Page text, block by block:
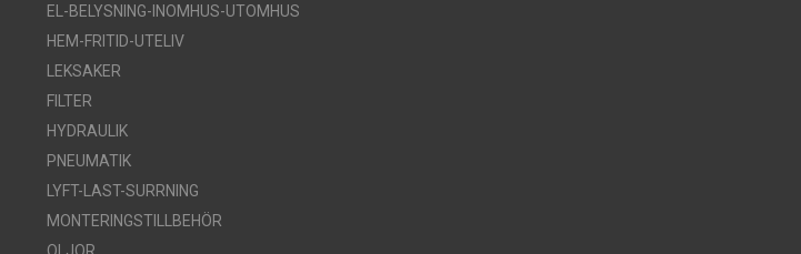
EL-BELYSNING-INOMHUS-UTOMHUS
HEM-FRITID-UTELIV
LEKSAKER
FILTER
HYDRAULIK
PNEUMATIK
LYFT-LAST-SURRNING
MONTERINGSTILLBEHÖR
OLJOR